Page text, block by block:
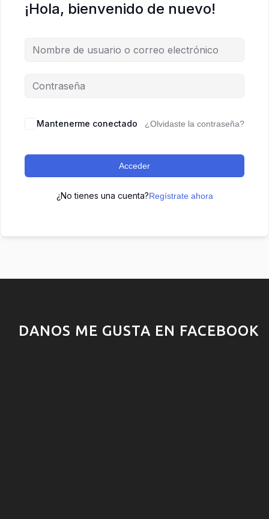
¡Hola, bienvenido de nuevo!
Mantenerme conectado ¿Olvidaste la contraseña?
Acceder
¿No tienes una cuenta?Regístrate ahora
DANOS ME GUSTA EN FACEBOOK